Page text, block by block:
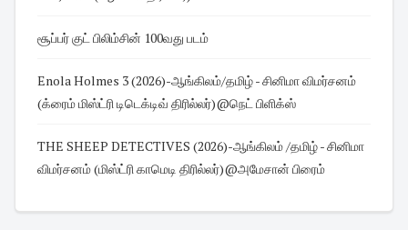
சூப்பர் குட் பிலிம்சின் 100வது படம்
Enola Holmes 3 (2026)-ஆங்கிலம்/தமிழ் - சினிமா விமர்சனம்
(க்ரைம் மிஸ்ட்ரி டிடெக்டிவ் திரில்லர்)@நெட் பிளிக்ஸ்
THE SHEEP DETECTIVES (2026)-ஆங்கிலம் /தமிழ் - சினிமா
விமர்சனம் (மிஸ்ட்ரி காமெடி திரில்லர்)@அமேசான் பிரைம்